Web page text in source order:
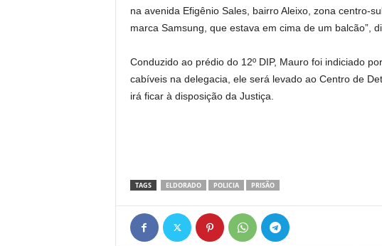
na avenida Efigênio Sales, bairro Aleixo, zona centro-
marca Samsung, que estava em cima de um balcão”,
Conduzido ao prédio do 12º DIP, Mauro foi indiciado
cabíveis na delegacia, ele será levado ao Centro de
irá ficar à disposição da Justiça.
TAGS ELDORADO POLICIA PRISÃO